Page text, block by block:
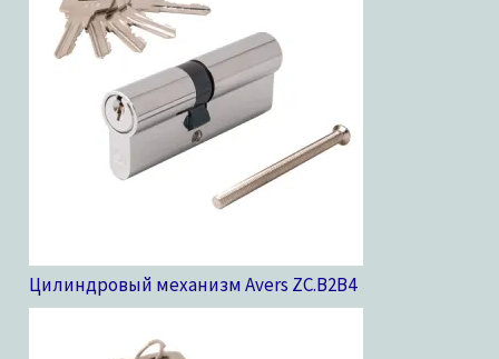
Цилиндровый механизм Avers ZC.B2B4